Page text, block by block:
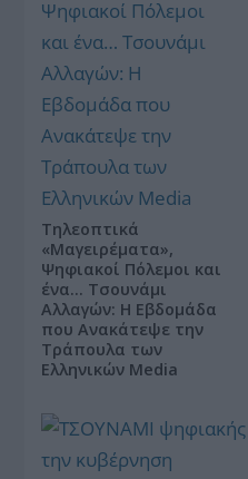
Τηλεοπτικά
«Μαγειρέματα»,
Ψηφιακοί Πόλεμοι και
ένα… Τσουνάμι
Αλλαγών: Η Εβδομάδα
που Ανακάτεψε την
Τράπουλα των
Ελληνικών Media